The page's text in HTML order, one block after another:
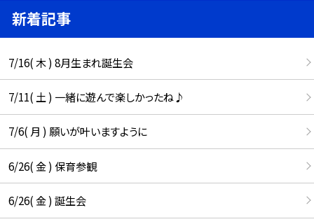
新着記事
7/16( 木 ) 8月生まれ誕生会
7/11( 土 ) 一緒に遊んで楽しかったね♪
7/6( 月 ) 願いが叶いますように
6/26( 金 ) 保育参観
6/26( 金 ) 誕生会